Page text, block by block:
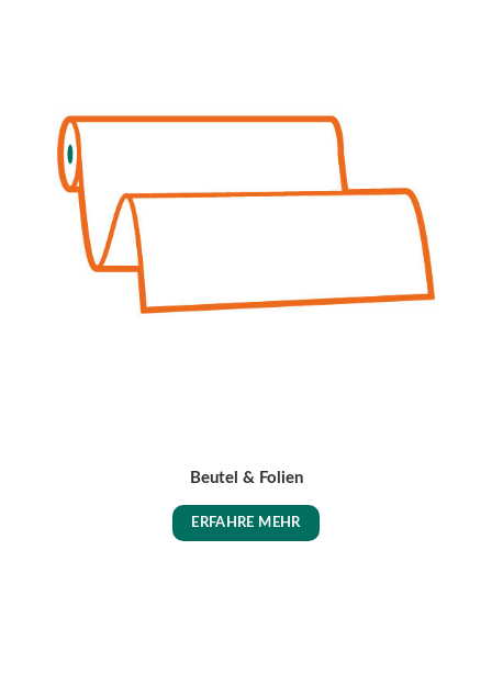
Beutel & Folien
ERFAHRE MEHR